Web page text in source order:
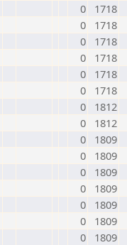
0
1718
0
1718
0
1718
0
1718
0
1718
0
1718
0
1812
0
1812
0
1809
0
1809
0
1809
0
1809
0
1809
0
1809
0 1809